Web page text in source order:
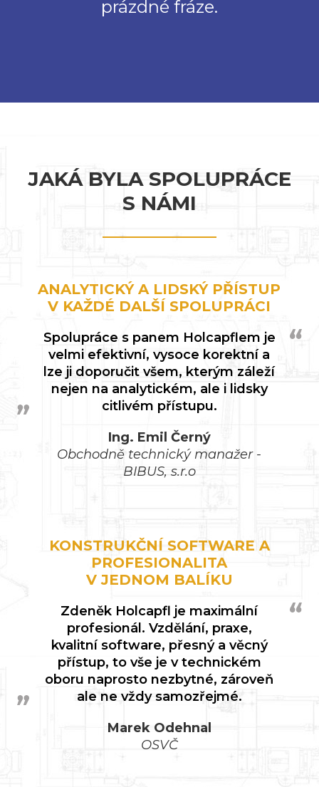
prázdné fráze.
JAKÁ BYLA SPOLUPRÁCE
S NÁMI
ANALYTICKÝ A LIDSKÝ PŘÍSTUP
V KAŽDÉ DALŠÍ SPOLUPRÁCI
Spolupráce s panem Holcapflem je
velmi efektivní, vysoce korektní a
lze ji doporučit všem, kterým záleží
nejen na analytickém, ale i lidsky
citlivém přístupu.
Ing. Emil Černý
Obchodně technický manažer -
BIBUS, s.r.o
KONSTRUKČNÍ SOFTWARE A
PROFESIONALITA
V JEDNOM BALÍKU
Zdeněk Holcapfl je maximální
profesionál. Vzdělání, praxe,
kvalitní software, přesný a věcný
přístup, to vše je v technickém
oboru naprosto nezbytné, zároveň
ale ne vždy samozřejmé.
Marek Odehnal
OSVČ